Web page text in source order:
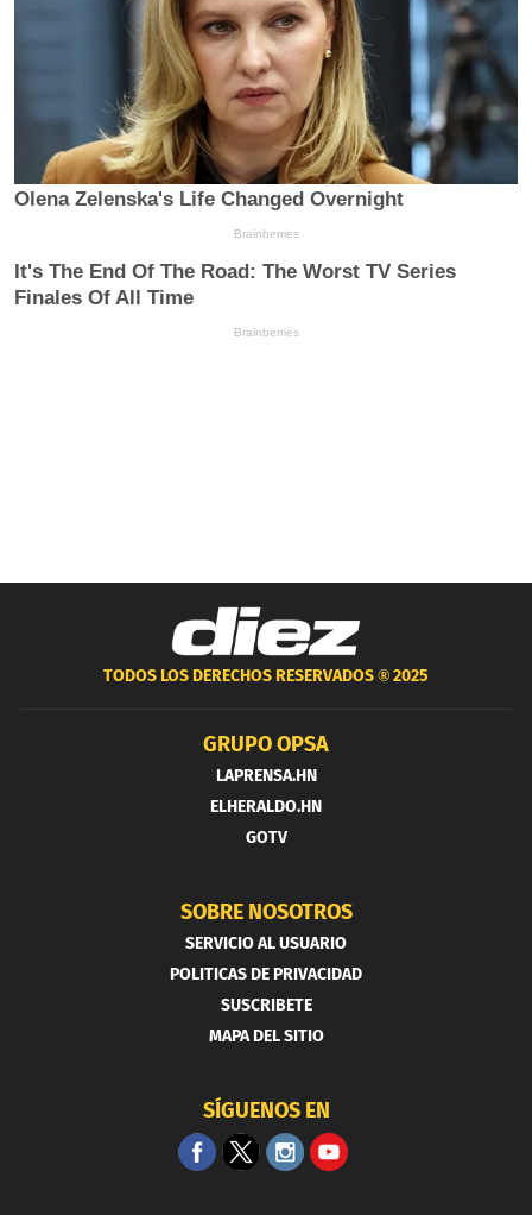
TODOS LOS DERECHOS RESERVADOS ®2025
GRUPO OPSA
LAPRENSA.HN
ELHERALDO.HN
GOTV
SOBRE NOSOTROS
SERVICIO AL USUARIO
POLITICAS DE PRIVACIDAD
SUSCRIBETE
MAPA DEL SITIO
SÍGUENOS EN